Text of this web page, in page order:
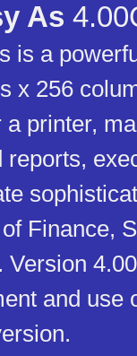
As
is a
x 256
a printer,
reports,
Finance,
Version
and use